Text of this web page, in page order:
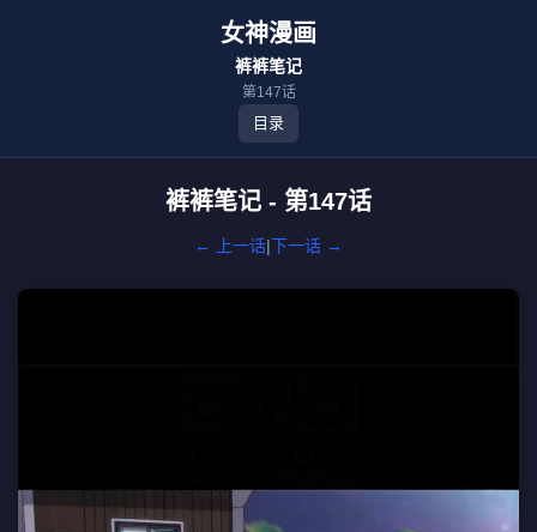
女神漫画
裤裤笔记
第147话
目录
裤裤笔记 - 第147话
← 上一话|下一话 →